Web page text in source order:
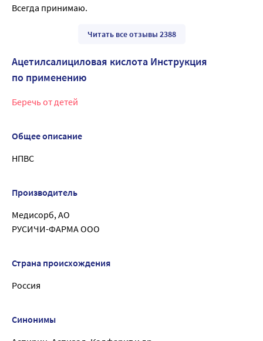
Всегда принимаю.
Читать все отзывы 2388
Ацетилсалициловая кислота Инструкция
по применению
Беречь от детей
Общее описание
НПВС
Производитель
Медисорб, АО
РУСИЧИ-ФАРМА ООО
Страна происхождения
Россия
Синонимы